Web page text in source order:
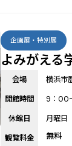
よみがえる
企画展・特別展
会場
横浜市
開館時間
9：00
休館日
月曜日
観覧料金
無料